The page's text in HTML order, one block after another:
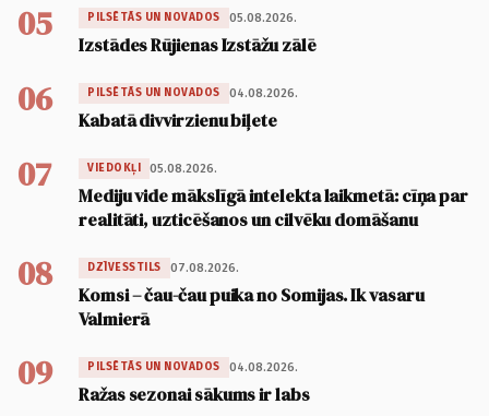
05 PILSĒTĀS UN NOVADOS 05.08.2026.
Izstādes Rūjienas Izstāžu zālē
06 PILSĒTĀS UN NOVADOS 04.08.2026.
Kabatā divvirzienu biļete
07 VIEDOKĻI 05.08.2026.
Mediju vide mākslīgā intelekta laikmetā: cīņa par
realitāti, uzticēšanos un cilvēku domāšanu
08 DZĪVESSTILS 07.08.2026.
Komsi – čau-čau puika no Somijas. Ik vasaru
Valmierā
09 PILSĒTĀS UN NOVADOS 04.08.2026.
Ražas sezonai sākums ir labs